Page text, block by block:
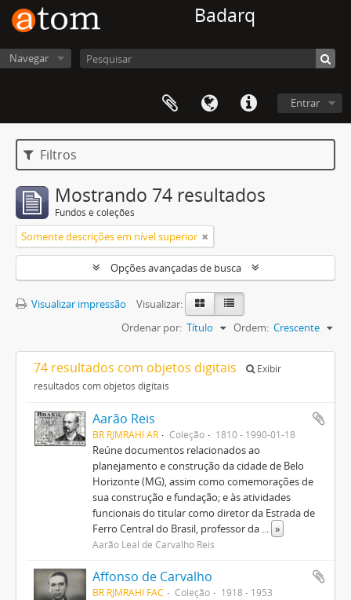
Badarq
Navegar
Entrar
Filtros
Mostrando 74 resultados
Fundos e coleções
Somente descrições em nível superior
Opções avançadas de busca
Visualizar impressão
Visualizar:
Ordenar por: Título Ordem: Crescente
74 resultados com objetos digitais
Exibir
resultados com objetos digitais
Aarão Reis
BR RJMRAHI AR Coleção 1810 - 1990-01-18
Reúne documentos relacionados ao
planejamento e construção da cidade de Belo
Horizonte (MG), assim como comemorações de
sua construção e fundação; e às atividades
funcionais do titular como diretor da Estrada de
Ferro Central do Brasil, professor da ... »
Aarão Leal de Carvalho Reis
Affonso de Carvalho
BR RJMRAHI FAC Coleção 1918 - 1953